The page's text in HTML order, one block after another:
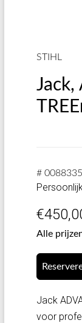
STIHL
Jack,
#
€
Alle
Jack
voor